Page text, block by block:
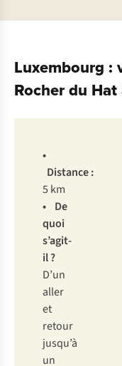
Luxembourg :
Rocher du
•
Distance :
5 km
• De
quoi
s’agit-
il ?
D’un
aller
et
retour
jusqu’à
un